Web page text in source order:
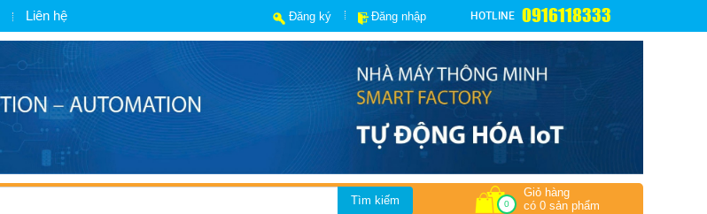
Liên hệ Đăng ký Đăng nhập HOTLINE 0916118333
0
Giỏ hàng
có 0 sản phẩm